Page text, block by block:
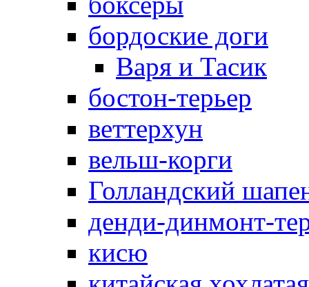
бордоские доги
Варя и Тасик
бостон-терьер
веттерхун
вельш-корги
Голландский
денди-динмонт-
кисю